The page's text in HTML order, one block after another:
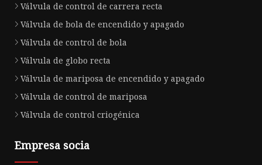
Válvula de control de carrera recta
Válvula de bola de encendido y apagado
Válvula de control de bola
Válvula de globo recta
Válvula de mariposa de encendido y apagado
Válvula de control de mariposa
Válvula de control criogénica
Empresa socia